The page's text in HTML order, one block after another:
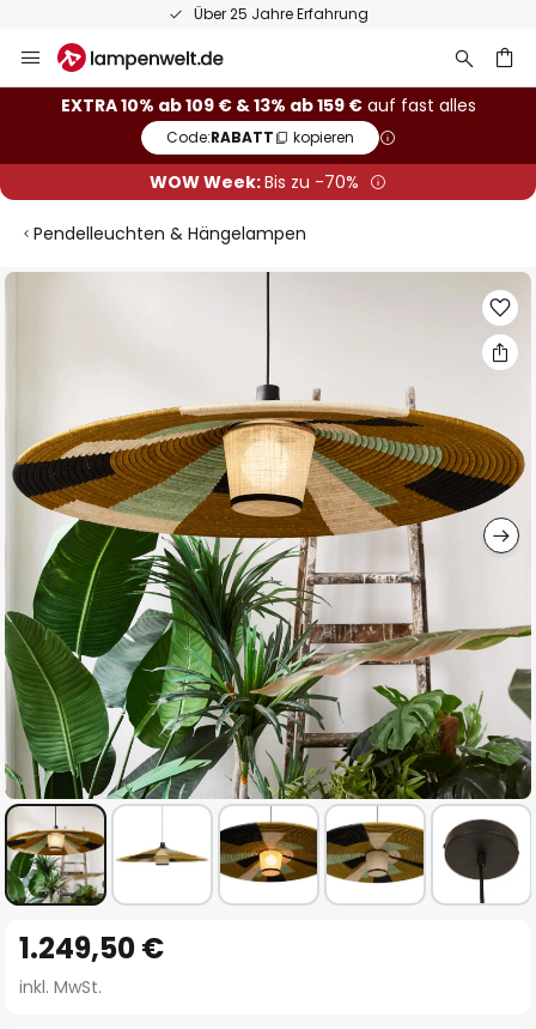
Über 25 Jahre Erfahrung
Inhalt
springen
EXTRA 10% ab 109 € & 13% ab 159 €auf fast alles
Code:RABATT kopieren
WOW Week:Bis zu -70%
Pendelleuchten & Hängelampen
Zum
Anfang
der
1.249,50 €
inkl. MwSt.